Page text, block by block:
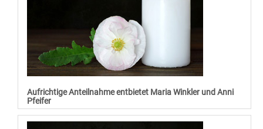
Aufrichtige Anteilnahme entbietet Maria Winkler und Anni
Pfeifer